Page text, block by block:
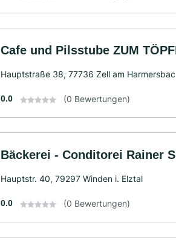
Cafe und Pilsstube ZUM
Hauptstraße 38, 77736 Zell am
0.0 (0 Bewertungen)
Bäckerei - Conditorei Rainer
Hauptstr. 40, 79297 Winden i. Elztal
0.0 (0 Bewertungen)